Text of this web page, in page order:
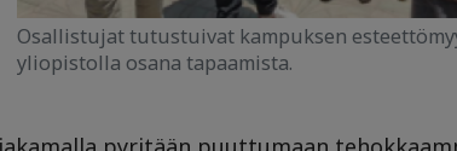
Osallistujat tutustuivat kampuksen
yliopistolla osana tapaamista.